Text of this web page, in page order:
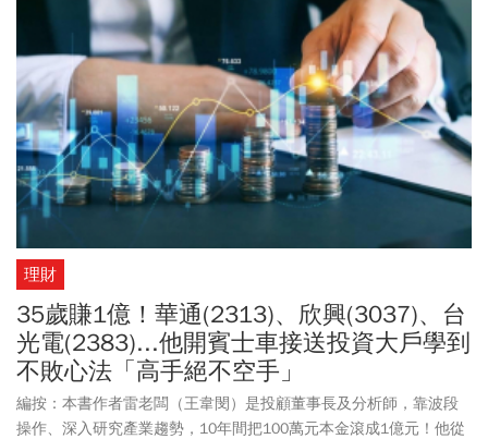
理財
35歲賺1億！華通(2313)、欣興(3037)、台
光電(2383)...他開賓士車接送投資大戶學到
不敗心法「高手絕不空手」
編按：本書作者雷老闆（王韋閔）是投顧董事長及分析師，靠波段
操作、深入研究產業趨勢，10年間把100萬元本金滾成1億元！他從